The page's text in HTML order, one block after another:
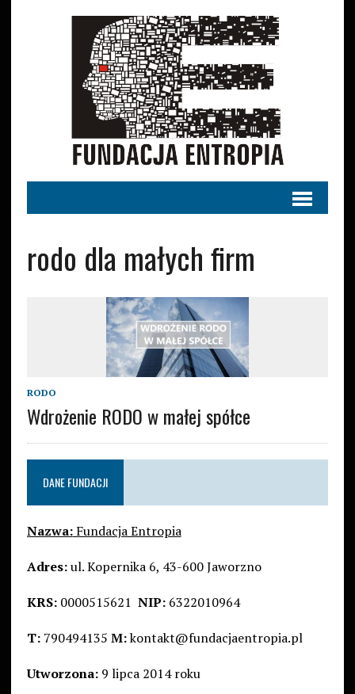
rodo dla małych firm
RODO
Wdrożenie RODO w małej spółce
DANE FUNDACJI
Nazwa:Fundacja Entropia
Adres:ul. Kopernika 6, 43-600 Jaworzno
KRS: 0000515621 NIP: 6322010964
T:790494135 M:kontakt@fundacjaentropia.pl
Utworzona:9 lipca 2014 roku